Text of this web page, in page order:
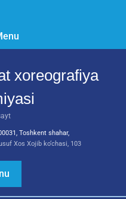
xoreografiya
Toshkent shahar,
Xos Xojib ko‘chasi, 103